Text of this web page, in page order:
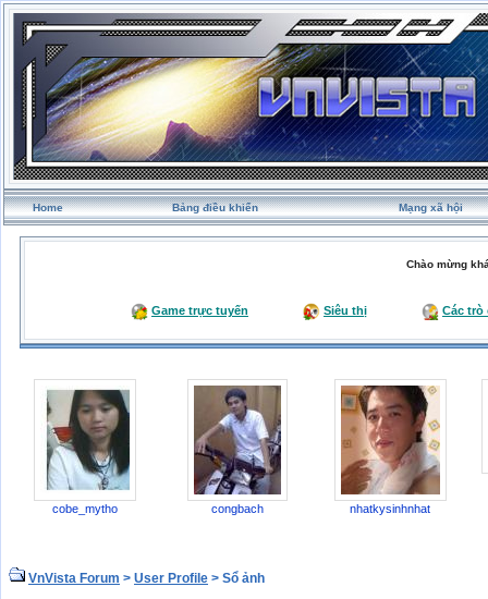
Home Bảng điều khiển Mạng xã hội
Chào mừng
Game trực tuyến Siêu thị Các trò
cobe_mytho congbach nhatkysinhnhat
VnVista Forum > User Profile > Sổ ảnh